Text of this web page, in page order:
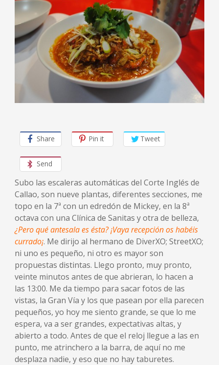
Share Pin it Tweet
Send
Subo las escaleras automáticas del Corte Inglés de
Callao, son nueve plantas, diferentes secciones, me
topo en la 7ª con un edredón de Mickey, en la 8ª
octava con una Clínica de Sanitas y otra de belleza,
¿Pero qué antesala es ésta? ¡Vaya recepción os habéis
currado¡. Me dirijo al hermano de DiverXO; StreetXO;
ni uno es pequeño, ni otro es mayor son
propuestas distintas. Llego pronto, muy pronto,
veinte minutos antes de que abrieran, lo hacen a
las 13:00. Me da tiempo para sacar fotos de las
vistas, la Gran Vía y los que pasean por ella parecen
pequeños, yo hoy me siento grande, se que lo me
espera, va a ser grandes, expectativas altas, y
abierto a todo. Antes de que el reloj llegue a las en
punto, me atrinchero a la barra, de aquí no me
desplaza nadie, y eso que no hay taburetes.